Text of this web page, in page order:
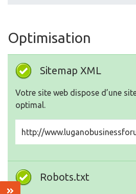
Optimisation
Sitemap XML
Votre site web dispose d’une
optimal.
http://
Robots.txt